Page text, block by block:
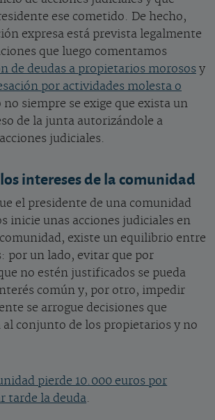
ese cometido. De hecho,
expresa está prevista legalmente
que luego comentamos
de deudas a propietarios morosos y
por actividades molesta o
no siempre se exige que exista un
de la junta autorizándole a
judiciales.
intereses de la comunidad
el presidente de una comunidad
inicie unas acciones judiciales en
existe un equilibrio entre
por un lado, evitar que por
no estén justificados se pueda
común y, por otro, impedir
se arrogue decisiones que
al conjunto de los propietarios y no
pierde 10.000 euros por
tarde la deuda.